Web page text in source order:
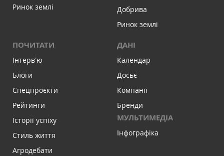
Ринок землі
Добрива
Ринок землі
ПОЧИТАТИ
Інтервʼю
Блоги
Спецпроєкти
Рейтинги
Історії успіху
Стиль життя
Агродебати
ДАНІ
Календар
Досьє
Компанії
Бренди
МУЛЬТИМЕДІА
Інфографіка